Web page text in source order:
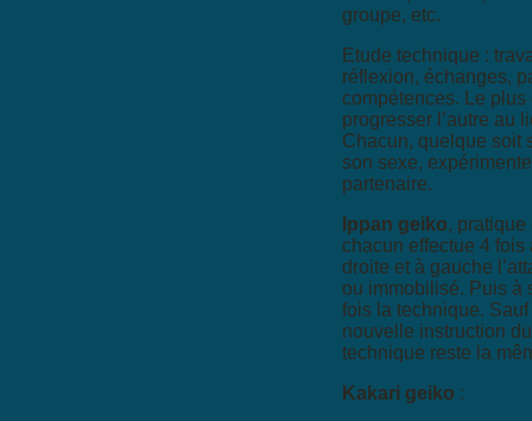
groupe, etc.
Etude technique :
réflexion, échanges,
compétences. Le
progresser l’autre au
Chacun, quelque soit
son sexe,
partenaire.
Ippan geiko, pratique
chacun effectue 4
droite et à gauche
ou immobilisé. Puis à
fois la technique.
nouvelle instruction
technique reste la
Kakari geiko :